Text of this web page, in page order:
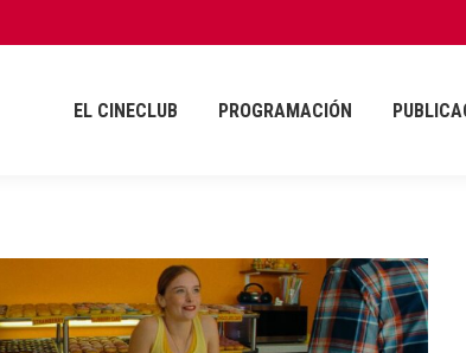
EL CINECLUB PROGRAMACIÓN
EL CINECLUB PROGRAMACIÓN